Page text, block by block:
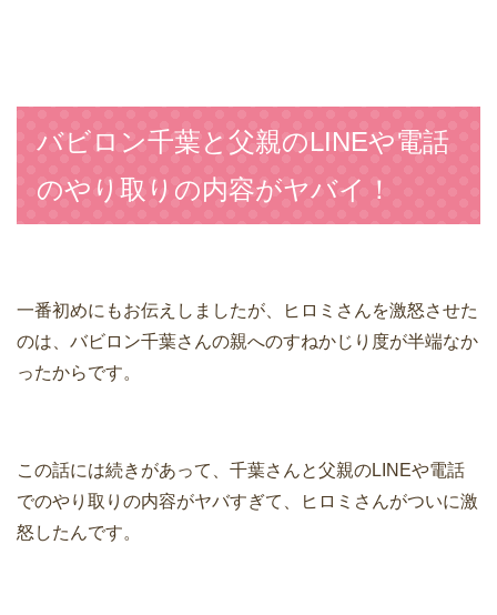
バビロン千葉と父親のLINEや電話
のやり取りの内容がヤバイ！
一番初めにもお伝えしましたが、ヒロミさんを激怒させた
のは、バビロン千葉さんの親へのすねかじり度が半端なか
ったからです。
この話には続きがあって、千葉さんと父親のLINEや電話
でのやり取りの内容がヤバすぎて、ヒロミさんがついに激
怒したんです。